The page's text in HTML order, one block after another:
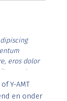
eros dolor
erat.
lorem
Y-AMT
en onder